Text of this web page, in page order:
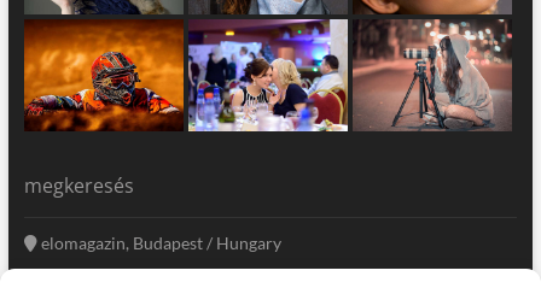
megkeresés
elomagazin, Budapest / Hungary